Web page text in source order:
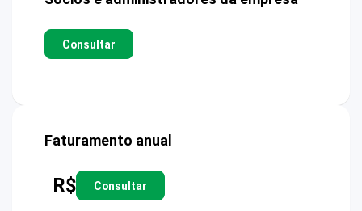
Consultar
Faturamento anual
R$ Consultar